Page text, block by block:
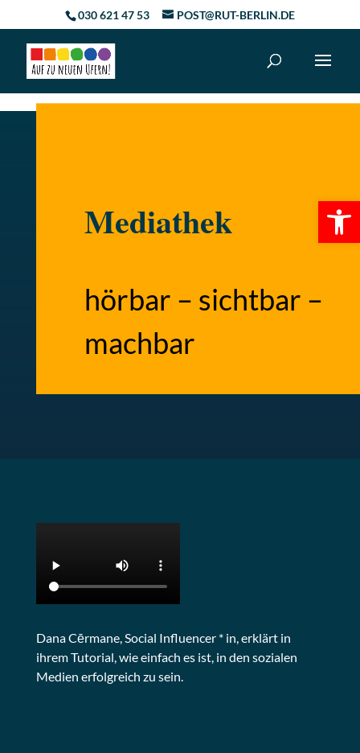
Skip to content030 621 47 53 POST@RUT-BERLIN.DE
Mediathek
hörbar – sichtbar –
machbar
Dana Cērmane, Social Influencer * in, erklärt in
ihrem Tutorial, wie einfach es ist, in den sozialen
Medien erfolgreich zu sein.